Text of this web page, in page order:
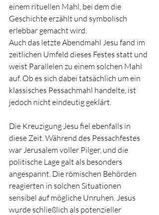
einem rituellen Mahl, bei dem die
Geschichte erzählt und symbolisch
erlebbar gemacht wird.
Auch das letzte Abendmahl Jesu fand im
zeitlichen Umfeld dieses Festes statt und
weist Parallelen zu einem solchen Mahl
auf. Ob es sich dabei tatsächlich um ein
klassisches Pessachmahl handelte, ist
jedoch nicht eindeutig geklärt.
Die Kreuzigung Jesu fiel ebenfalls in
diese Zeit. Während des Pessachfestes
war Jerusalem voller Pilger, und die
politische Lage galt als besonders
angespannt. Die römischen Behörden
reagierten in solchen Situationen
sensibel auf mögliche Unruhen. Jesus
wurde schließlich als potenzieller